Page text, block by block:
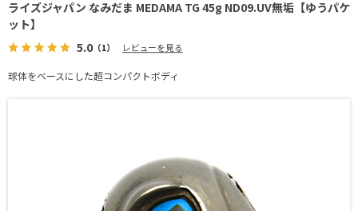
ライズジャパン なみだま MEDAMA TG 45g ND09.UV無垢【ゆうパケ
ット】
5.0（1） レビューを見る
球体をベースにした超コンパクトボディ